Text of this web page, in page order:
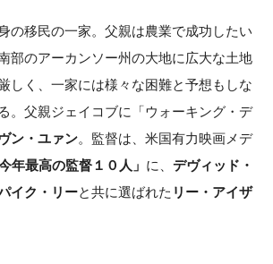
の移民の一家。父親は農業で成功したい
部のアーカンソー州の大地に広大な土地
しく、一家には様々な困難と予想もしな
。父親ジェイコブに「ウォーキング・デ
ン・ユァン。監督は、米国有力映画メデ
今年最高の監督１０人」 に、 デヴィッド・
イク・リーと共に選ばれた リー・アイザ